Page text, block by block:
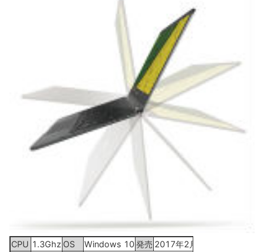
CPU 1.3Ghz OS Windows 10発売 2017年2月16日